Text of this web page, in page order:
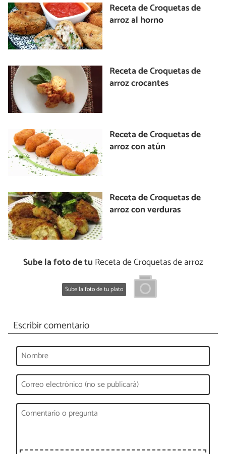
Receta de Croquetas de
arroz al horno
Receta de Croquetas de
arroz crocantes
Receta de Croquetas de
arroz con atún
Receta de Croquetas de
arroz con verduras
Sube la foto de tu Receta de Croquetas de arroz
Sube la foto de tu plato
Escribir comentario